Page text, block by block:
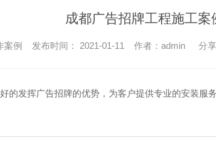
成都广告招牌工程施工案
案例 发布时间： 2021-01-11 作者：admin 分
的发挥广告招牌的优势，为客户提供专业的安装服务